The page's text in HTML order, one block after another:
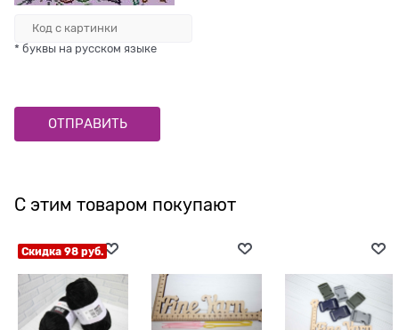
* буквы на русском языке
С этим товаром покупают
Скидка 98 руб.